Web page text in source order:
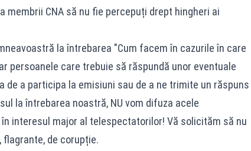
membrii CNA să nu fie percepuți drept hingheri ai
la întrebarea "Cum facem în cazurile în care
persoanele care trebuie să răspundă unor eventuale
a participa la emisiuni sau de a ne trimite un răspuns
la întrebarea noastră, NU vom difuza acele
interesul major al telespectatorilor! Vă solicităm să nu
de corupție.